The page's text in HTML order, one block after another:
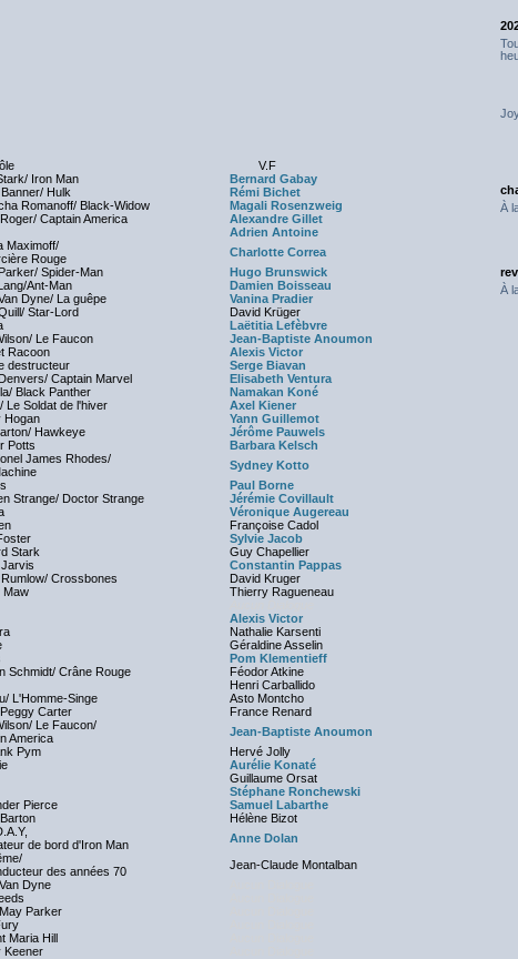
V.F
Iron Man
Bernard Gabay
Hulk
Rémi Bichet
Romanoff/ Black-Widow
Magali Rosenzweig
Captain America
Alexandre Gillet
Adrien Antoine
Maximoff/
Rouge
Charlotte Correa
Spider-Man
Hugo Brunswick
Ant-Man
Damien Boisseau
Dyne/ La guêpe
Vanina Pradier
Star-Lord
David Krüger
Laëtitia Lefèbvre
Le Faucon
Jean-Baptiste Anoumon
Racoon
Alexis Victor
destructeur
Serge Biavan
Captain Marvel
Elisabeth Ventura
Black Panther
Namakan Koné
Le Soldat de l'hiver
Axel Kiener
Hogan
Yann Guillemot
Hawkeye
Jérôme Pauwels
Potts
Barbara Kelsch
James Rhodes/
Sydney Kotto
Paul Borne
Strange/ Doctor Strange
Jérémie Covillault
Véronique Augereau
Françoise Cadol
Sylvie Jacob
Stark
Guy Chapellier
Constantin Pappas
Crossbones
David Kruger
Maw
Thierry Ragueneau
Alexis Victor
Nathalie Karsenti
Géraldine Asselin
Pom Klementieff
Schmidt/ Crâne Rouge
Féodor Atkine
Henri Carballido
L'Homme-Singe
Asto Montcho
Carter
France Renard
Le Faucon/
America
Jean-Baptiste Anoumon
Pym
Hervé Jolly
Aurélie Konaté
Guillaume Orsat
Stéphane Ronchewski
Pierce
Samuel Labarthe
Hélène Bizot
de bord d'Iron Man
Anne Dolan
des années 70
Jean-Claude Montalban
Dyne
Parker
Maria Hill
Keener
À
À